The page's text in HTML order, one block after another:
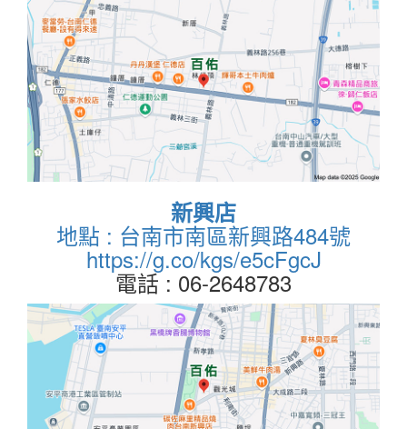
新興店
地點 : 台南市南區新興路484號
https://g.co/kgs/e5cFgcJ
電話 : 06-2648783